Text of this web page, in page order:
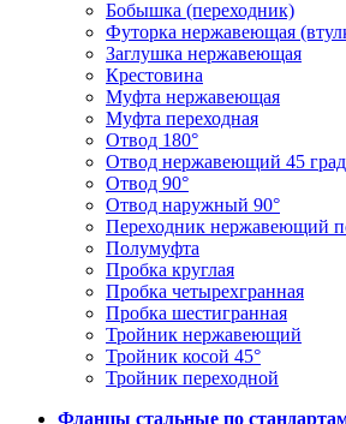
Бобышка (переходник)
Футорка нержавеющая
Заглушка нержавеющая
Крестовина
Муфта нержавеющая
Муфта переходная
Отвод 180°
Отвод нержавеющий 45
Отвод 90°
Отвод наружный 90°
Переходник нержавеющий
Полумуфта
Пробка круглая
Пробка четырехгранная
Пробка шестигранная
Тройник нержавеющий
Тройник косой 45°
Тройник переходной
Фланцы стальные по